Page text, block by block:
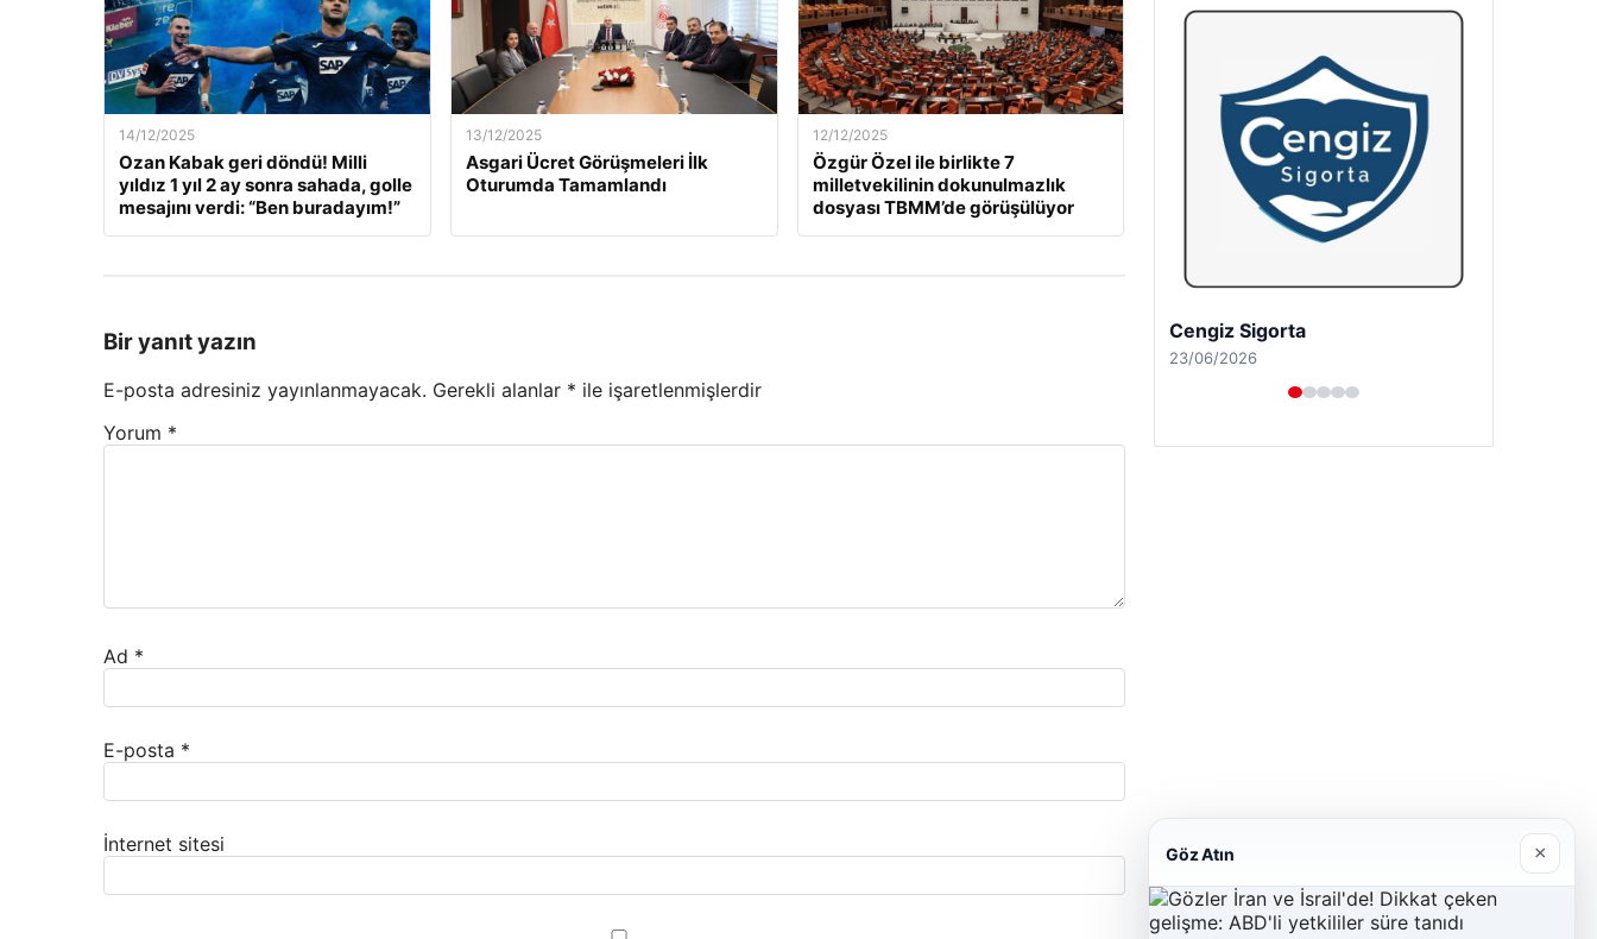
14/12/2025
Ozan Kabak geri döndü! Milli
yıldız 1 yıl 2 ay sonra sahada, golle
mesajını verdi: “Ben buradayım!”
13/12/2025
Asgari Ücret Görüşmeleri İlk
Oturumda Tamamlandı
12/12/2025
Özgür Özel ile birlikte 7
milletvekilinin dokunulmazlık
dosyası TBMM’de görüşülüyor
Bir yanıt yazın
E-posta adresiniz yayınlanmayacak. Gerekli alanlar * ile işaretlenmişlerdir
Yorum *
Ad *
E-posta *
İnternet sitesi
Cengiz Sigorta
23/06/2026
Göz Atın ×